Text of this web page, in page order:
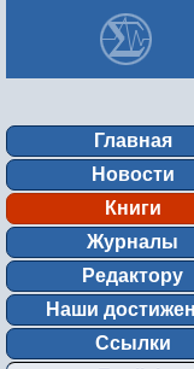
Главная
Новости
Книги
Журналы
Редактору
Наши
Ссылки